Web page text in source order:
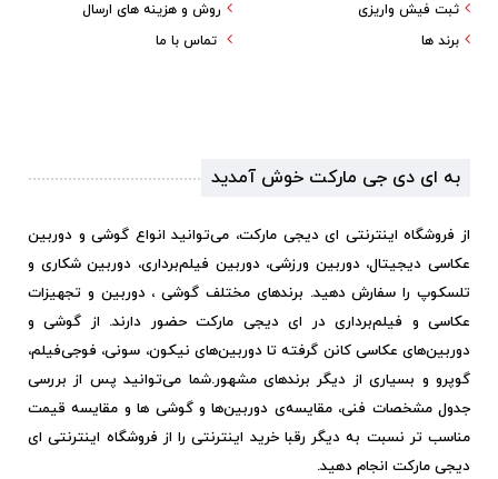
روش و هزینه های ارسال
تماس با ما
ثبت فیش واریزی
برند ها
به ای دی جی مارکت خوش آمدید
از فروشگاه اینترنتی ای دیجی مارکت، می‌توانید انواع گوشی و دوربین
عکاسی دیجیتال، دوربین ورزشی، دوربین فیلم‌برداری، دوربین شکاری و
تلسکوپ را سفارش دهید. برندهای مختلف گوشی ، دوربین و تجهیزات
عکاسی و فیلم‌برداری در ای دیجی مارکت حضور دارند. از گوشی و
دوربین‌های عکاسی کانن گرفته تا دوربین‌های نیکون، سونی، فوجی‌فیلم،
گوپرو و بسیاری از دیگر برندهای مشهور.شما می‌توانید پس از بررسی
جدول مشخصات فنی، مقایسه‌ی دوربین‌ها و گوشی ها و مقایسه قیمت
مناسب تر نسبت به دیگر رقبا خرید اینترنتی را از فروشگاه اینترنتی ای
دیجی مارکت انجام دهید.